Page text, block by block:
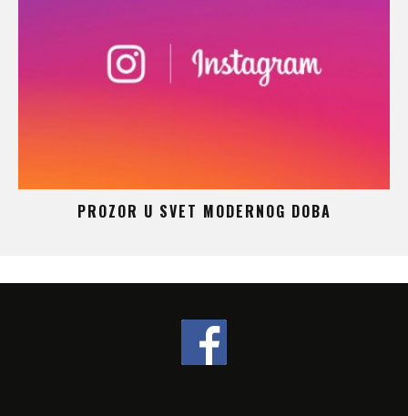
PROZOR U SVET MODERNOG DOBA